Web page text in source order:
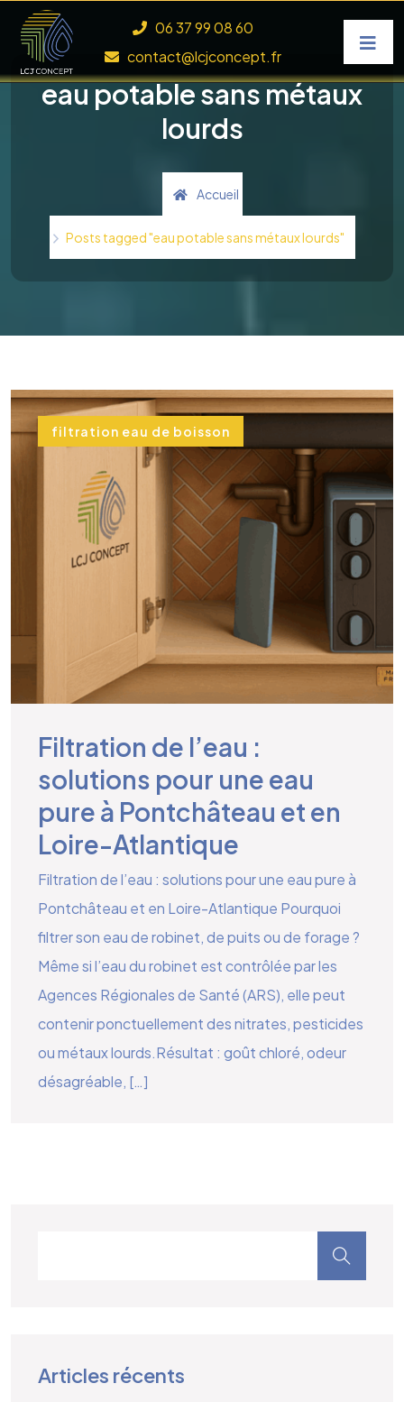
06 37 99 08 60
contact@lcjconcept.fr
Skip to content
eau potable sans métaux
lourds
Accueil
Posts tagged "eau potable sans métaux lourds"
filtration eau de boisson
Filtration de l’eau :
solutions pour une eau
pure à Pontchâteau et en
Loire-Atlantique
Filtration de l’eau : solutions pour une eau pure à
Pontchâteau et en Loire-Atlantique Pourquoi
filtrer son eau de robinet, de puits ou de forage ?
Même si l’eau du robinet est contrôlée par les
Agences Régionales de Santé (ARS), elle peut
contenir ponctuellement des nitrates, pesticides
ou métaux lourds.Résultat : goût chloré, odeur
désagréable, […]
Articles récents